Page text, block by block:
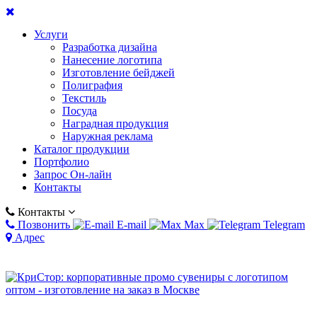
Услуги
Разработка дизайна
Нанесение логотипа
Изготовление бейджей
Полиграфия
Текстиль
Посуда
Наградная продукция
Наружная реклама
Каталог продукции
Портфолио
Запрос Он-лайн
Контакты
Контакты
Позвонить
E-mail Max
Telegram
Адрес